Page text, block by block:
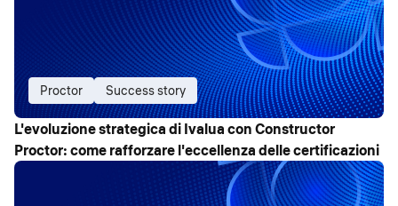
Proctor Success story
L'evoluzione strategica di Ivalua con Constructor
Proctor: come rafforzare l'eccellenza delle certificazioni